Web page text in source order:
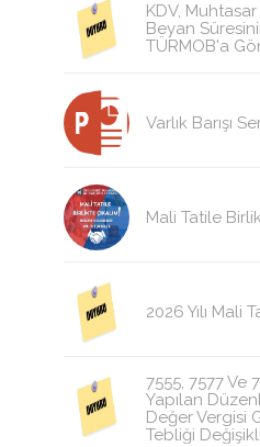
KDV,
Beyan
TÜRMOB'a
Varlık Barışı
Mali Tatile
2026 Yılı Mali
7555, 7577 Ve
Yapılan
Değer Vergisi
Tebliği